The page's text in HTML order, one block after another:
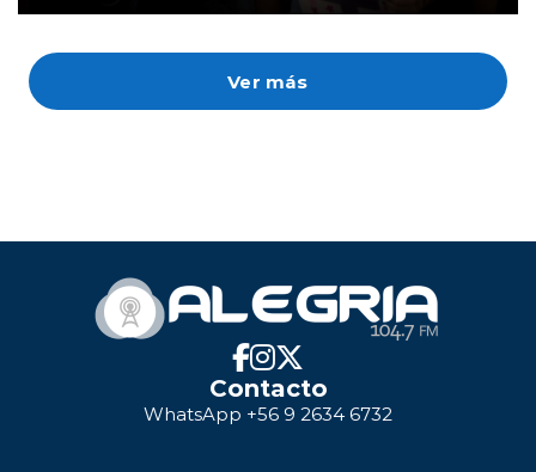
Ver más
Contacto
WhatsApp +56 9 2634 6732